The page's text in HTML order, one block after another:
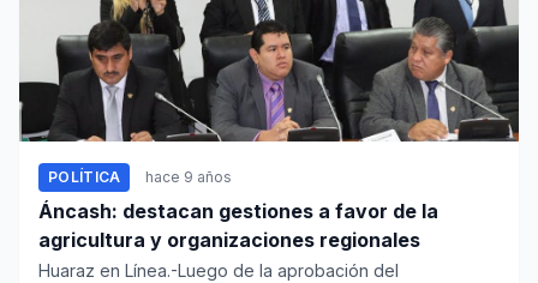
POLÍTICA hace 9 años
Áncash: destacan gestiones a favor de la
agricultura y organizaciones regionales
Huaraz en Línea.-Luego de la aprobación del